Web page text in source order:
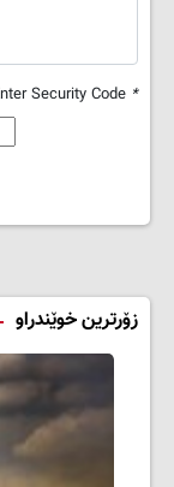
*
زۆرترین خوێندراو